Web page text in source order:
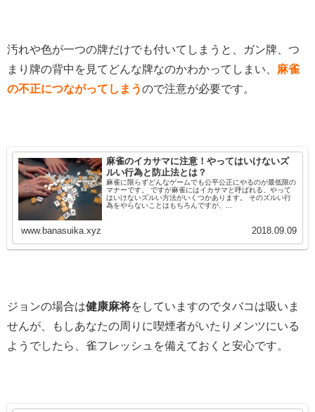
汚れや色が一つの牌だけでも付いてしまうと、ガン牌、つ
まり牌の背中を見てどんな牌なのかわかってしまい、 麻雀
の不正につながってしまうので注意が必要です。
麻雀のイカサマに注意！やってはいけないズ
ルい行為と防止法とは？
麻雀に限らずどんなゲームでも公平公正にやるのが最低限の
マナーです。 ですが麻雀にはイカサマと呼ばれる、やって
はいけないズルい方法がいくつかあります。 そのズルい行
為をやらないことはもちろんですが、...
www.banasuika.xyz 2018.09.09
ジョンの場合は健康麻将をしていますのでタバコは吸いま
せんが、もしあなたの周りに喫煙者がいたりメンツにいる
ようでしたら、雀フレッシュを備えておくと安心です。